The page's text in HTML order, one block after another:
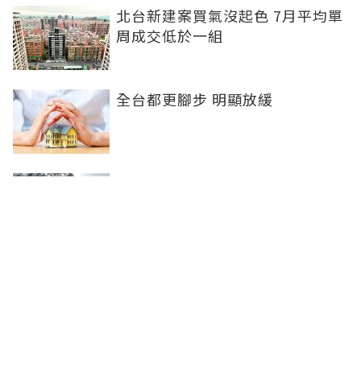
北台新建案買氣沒起色 7月平均單
周成交低於一組
全台都更腳步 明顯放緩